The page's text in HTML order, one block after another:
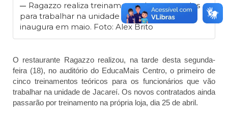
Ragazzo realiza treinamento de contratados
para trabalhar na unidade de Jacareí que
inaugura em maio. Foto: Alex Brito
O restaurante Ragazzo realizou, na tarde desta segunda-
feira (18), no auditório do EducaMais Centro, o primeiro de
cinco treinamentos teóricos para os funcionários que vão
trabalhar na unidade de Jacareí. Os novos contratados ainda
passarão por treinamento na própria loja, dia 25 de abril.